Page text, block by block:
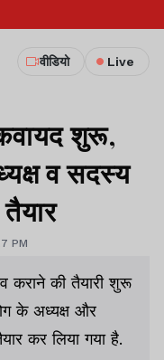
वीडियो Live
शुरू,
व सदस्य
PM
कराने की तैयारी शुरू
के अध्यक्ष और
कर लिया गया है.